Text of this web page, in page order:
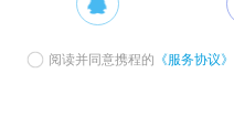
阅读并同意携程的 《服务协议》